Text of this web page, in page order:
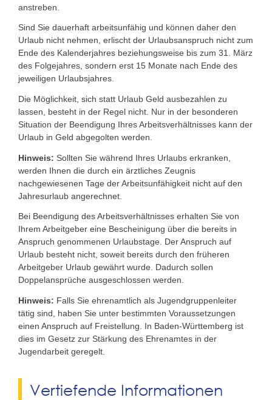
anstreben.
Sind Sie dauerhaft arbeitsunfähig und können daher den
Urlaub nicht nehmen, erlischt der Urlaubsanspruch nicht zum
Ende des Kalenderjahres beziehungsweise bis zum 31. März
des Folgejahres, sondern erst 15 Monate nach Ende des
jeweiligen Urlaubsjahres.
Die Möglichkeit, sich statt Urlaub Geld ausbezahlen zu
lassen, besteht in der Regel nicht. Nur in der besonderen
Situation der Beendigung Ihres Arbeitsverhältnisses kann der
Urlaub in Geld abgegolten werden.
Hinweis: Sollten Sie während Ihres Urlaubs erkranken,
werden Ihnen die durch ein ärztliches Zeugnis
nachgewiesenen Tage der Arbeitsunfähigkeit nicht auf den
Jahresurlaub angerechnet.
Bei Beendigung des Arbeitsverhältnisses erhalten Sie von
Ihrem Arbeitgeber eine Bescheinigung über die bereits in
Anspruch genommenen Urlaubstage. Der Anspruch auf
Urlaub besteht nicht, soweit bereits durch den früheren
Arbeitgeber Urlaub gewährt wurde. Dadurch sollen
Doppelansprüche ausgeschlossen werden.
Hinweis: Falls Sie ehrenamtlich als Jugendgruppenleiter
tätig sind, haben Sie unter bestimmten Voraussetzungen
einen Anspruch auf Freistellung. In Baden-Württemberg ist
dies im Gesetz zur Stärkung des Ehrenamtes in der
Jugendarbeit geregelt.
Vertiefende Informationen